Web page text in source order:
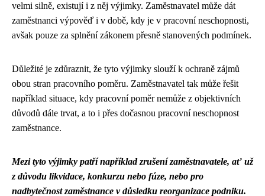
velmi silně, existují i z něj výjimky. Zaměstnavatel může dát
zaměstnanci výpověď i v době, kdy je v pracovní neschopnosti,
avšak pouze za splnění zákonem přesně stanovených podmínek.
Důležité je zdůraznit, že tyto výjimky slouží k ochraně zájmů
obou stran pracovního poměru. Zaměstnavatel tak může řešit
například situace, kdy pracovní poměr nemůže z objektivních
důvodů dále trvat, a to i přes dočasnou pracovní neschopnost
zaměstnance.
Mezi tyto výjimky patří například zrušení zaměstnavatele, ať už
z důvodu likvidace, konkurzu nebo fúze, nebo pro
nadbytečnost zaměstnance v důsledku reorganizace podniku.